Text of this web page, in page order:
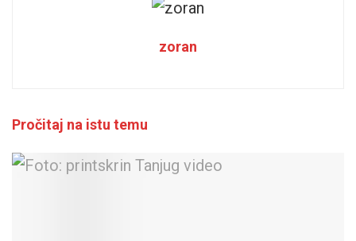
zoran
Pročitaj na istu temu